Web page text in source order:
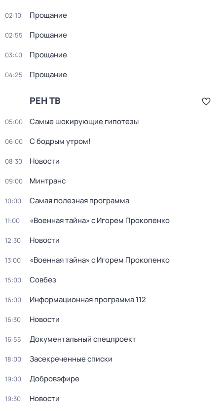
02:10 Прощание
02:55 Прощание
03:40 Прощание
04:25 Прощание
РЕН ТВ
05:00 Самые шoкиpующие гипотезы
06:00 С бодрым утром!
08:30 Новости
09:00 Минтранс
10:00 Самая полезная программа
11:00 «Военная тайна» с Игорем Прокопенко
12:30 Новости
13:00 «Военная тайна» с Игорем Прокопенко
15:00 Совбез
16:00 Информационная программа 112
16:30 Новости
16:55 Документальный спецпроект
18:00 Заcекрeченные списки
19:00 Добровэфире
19:30 Новости